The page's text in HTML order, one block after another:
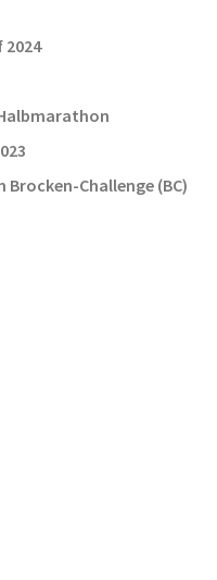
2024
Challenge (BC)